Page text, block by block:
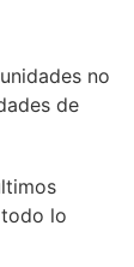
no
de
lo